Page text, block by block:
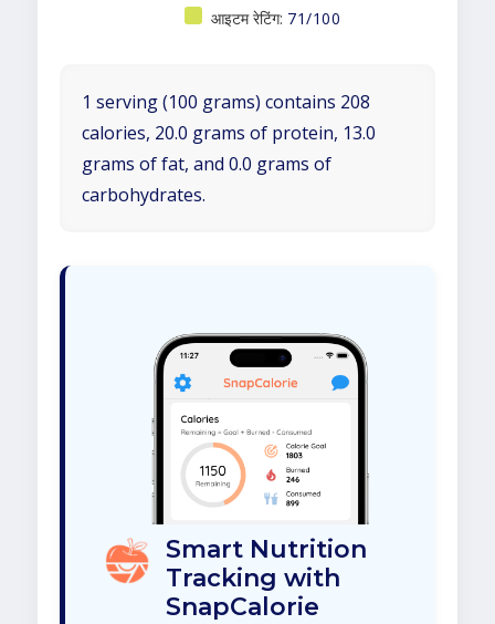
आइटम रेटिंग: 71/100
1 serving (100 grams) contains 208
calories, 20.0 grams of protein, 13.0
grams of fat, and 0.0 grams of
carbohydrates.
Smart Nutrition
Tracking with
SnapCalorie